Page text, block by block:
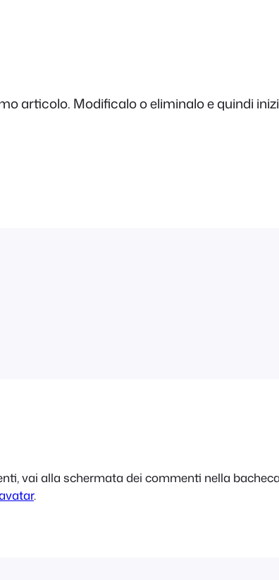
articolo. Modificalo o eliminalo e quindi
vai alla schermata dei commenti nella
.